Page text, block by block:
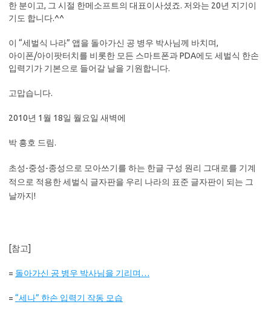
한 분이고, 그 시절 한메소프트의 대표이사셨죠. 저와는 20년 지기이
기도 합니다.^^
이 “세벌식 나라” 앱을 돌아가신 공 병우 박사님께 바치며,
아이폰/아이팟터치를 비롯한 모든 스마트폰과 PDA에도 세벌식 한손
입력기가 기본으로 들어갈 날을 기원합니다.
고맙습니다.
2010년 1월 18일 월요일 새벽에
박 흥호 드림.
초성-중성-종성으로 모아쓰기를 하는 한글 구성 원리 그대로를 기계
적으로 적용한 세벌식 글자판을 우리 나라의 표준 글자판이 되는 그
날까지!
[참고]
= 돌아가신 공 병우 박사님을 기리며…
= “세나” 한손 입력기 작동 모습